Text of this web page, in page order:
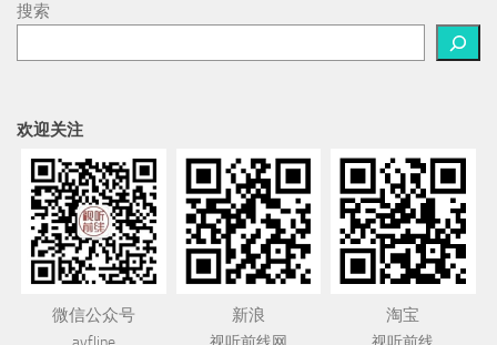
搜索
欢迎关注
微信公众号 新浪 淘宝